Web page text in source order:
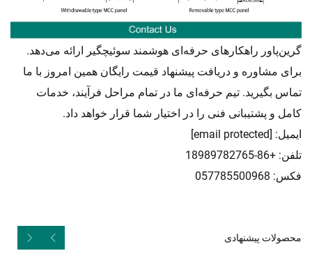
گرین‌پاور راهکارهای حرفه‌ای هوشمند سوئیچگیر ارائه می‌دهد.
برای مشاوره و دریافت پیشنهاد قیمت رایگان همین امروز با ما
تماس بگیرید. تیم حرفه‌ای ما در تمام مراحل فرآیند، خدمات
کامل و پشتیبانی فنی را در اختیار شما قرار خواهد داد.
ایمیل: [email protected]
تلفن: +86-18989782765
فکس: 057785500968
محصولات پیشنهادی